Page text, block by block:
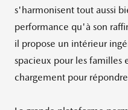
s'harmonisent tout aussi
performance qu'à son
il propose un intérieur
spacieux pour les familles
chargement pour